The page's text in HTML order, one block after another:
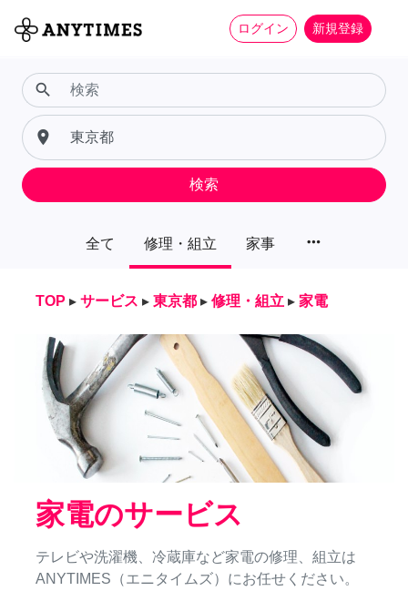
ログイン 新規登録
全て 修理・組立 家事 more_horiz
search
place
検索
TOP ▸ サービス ▸ 東京都 ▸ 修理・組立 ▸ 家電
家電のサービス
テレビや洗濯機、冷蔵庫など家電の修理、組立は
ANYTIMES（エニタイムズ）にお任せください。